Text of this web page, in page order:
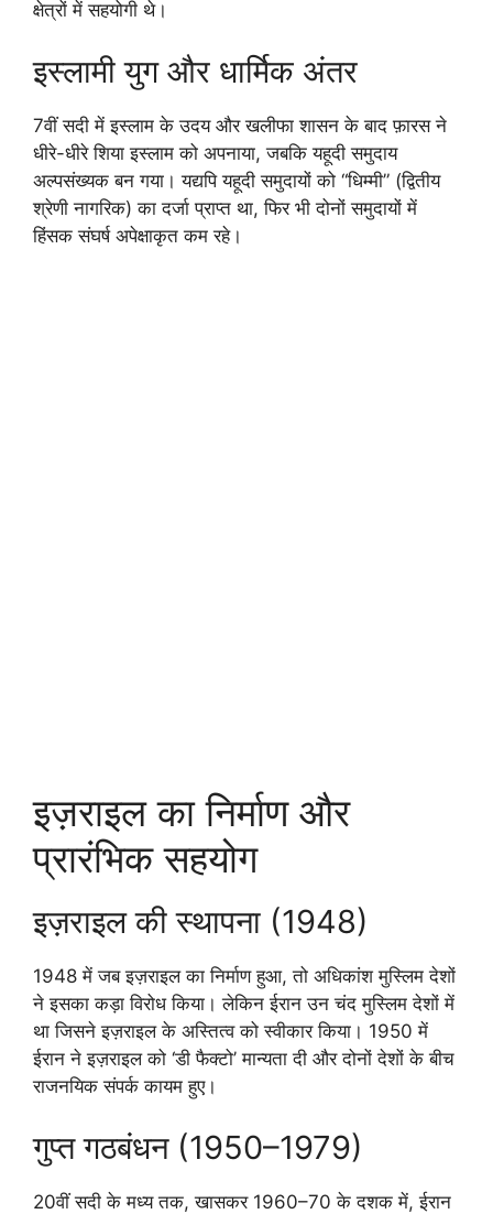
क्षेत्रों में सहयोगी थे।
इस्लामी युग और धार्मिक अंतर
7वीं सदी में इस्लाम के उदय और खलीफा शासन के बाद फ़ारस ने
धीरे-धीरे शिया इस्लाम को अपनाया, जबकि यहूदी समुदाय
अल्पसंख्यक बन गया। यद्यपि यहूदी समुदायों को “धिम्मी” (द्वितीय
श्रेणी नागरिक) का दर्जा प्राप्त था, फिर भी दोनों समुदायों में
हिंसक संघर्ष अपेक्षाकृत कम रहे।
इज़राइल का निर्माण और
प्रारंभिक सहयोग
इज़राइल की स्थापना (1948)
1948 में जब इज़राइल का निर्माण हुआ, तो अधिकांश मुस्लिम देशों
ने इसका कड़ा विरोध किया। लेकिन ईरान उन चंद मुस्लिम देशों में
था जिसने इज़राइल के अस्तित्व को स्वीकार किया। 1950 में
ईरान ने इज़राइल को ‘डी फैक्टो’ मान्यता दी और दोनों देशों के बीच
राजनयिक संपर्क कायम हुए।
गुप्त गठबंधन (1950–1979)
20वीं सदी के मध्य तक, खासकर 1960–70 के दशक में, ईरान